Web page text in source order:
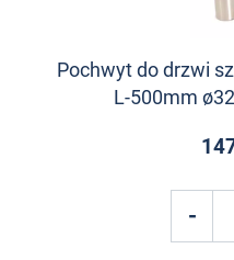
Pochwyt do drzwi
L-500mm